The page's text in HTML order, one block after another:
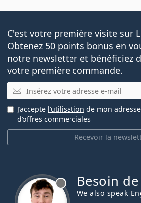
C'est votre première visite sur
Obtenez 50 points bonus en
notre newsletter et bénéficiez
votre première commande.
E-mail
Recevoir la
J’accepte l’utilisation de mon
d’offres commerciales
Besoin
We also speak